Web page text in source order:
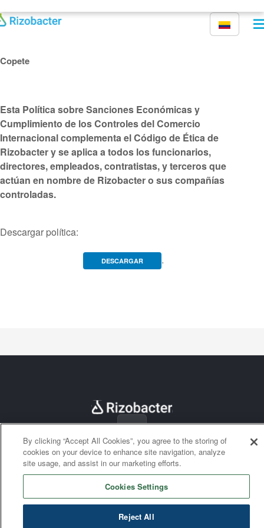
Copete
Esta Política sobre Sanciones Económicas y
Cumplimiento de los Controles del Comercio
Internacional complementa el Código de Ética de
Rizobacter y se aplica a todos los funcionarios,
directores, empleados, contratistas, y terceros que
actúan en nombre de Rizobacter o sus compañías
controladas.
Descargar política:
DESCARGAR .
By clicking “Accept All Cookies”, you agree to the storing of
cookies on your device to enhance site navigation, analyze
site usage, and assist in our marketing efforts.
Cookies Settings
Reject All